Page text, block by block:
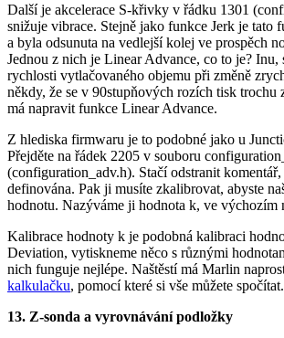
Další je akcelerace S-křivky v řádku 1301
snižuje vibrace. Stejně jako funkce Jerk je tato
a byla odsunuta na vedlejší kolej ve prospěch
Jednou z nich je Linear Advance, co to je?
rychlosti vytlačovaného objemu při změně
někdy, že se v 90stupňových rozích tisk trochu
má napravit funkce Linear Advance.
Z hlediska firmwaru je to podobné jako u
Přejděte na řádek 2205 v souboru
(configuration_adv.h). Stačí odstranit
definována. Pak ji musíte zkalibrovat, abyste
hodnotu. Nazýváme ji hodnota k, ve výchozím
Kalibrace hodnoty k je podobná kalibraci
Deviation, vytiskneme něco s různými
nich funguje nejlépe. Naštěstí má Marlin
kalkulačku, pomocí které si vše můžete spočítat.
13. Z-sonda a vyrovnávání podložky